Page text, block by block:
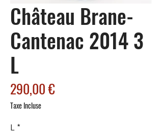
Château Brane-
Cantenac 2014 3
L
290,00 €Prix
Taxe Incluse
L *